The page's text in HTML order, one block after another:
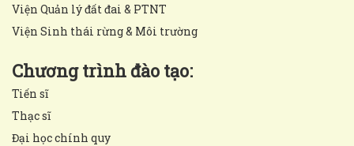
Viện Quản lý đất đai & PTNT
Viện Sinh thái rừng & Môi trường
Chương trình đào tạo:
Tiến sĩ
Thạc sĩ
Đại học chính quy